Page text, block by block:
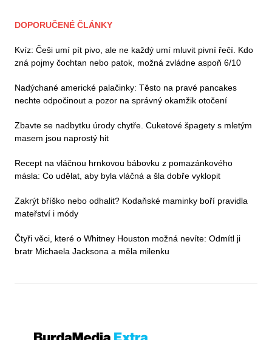
DOPORUČENÉ ČLÁNKY
Kvíz: Češi umí pít pivo, ale ne každý umí mluvit pivní řečí. Kdo
zná pojmy čochtan nebo patok, možná zvládne aspoň 6/10
Nadýchané americké palačinky: Těsto na pravé pancakes
nechte odpočinout a pozor na správný okamžik otočení
Zbavte se nadbytku úrody chytře. Cuketové špagety s mletým
masem jsou naprostý hit
Recept na vláčnou hrnkovou bábovku z pomazánkového
másla: Co udělat, aby byla vláčná a šla dobře vyklopit
Zakrýt bříško nebo odhalit? Kodaňské maminky boří pravidla
mateřství i módy
Čtyři věci, které o Whitney Houston možná nevíte: Odmítl ji
bratr Michaela Jacksona a měla milenku